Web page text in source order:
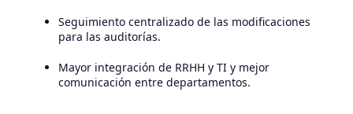
Seguimiento centralizado de las modificaciones
para las auditorías.
Mayor integración de RRHH y TI y mejor
comunicación entre departamentos.